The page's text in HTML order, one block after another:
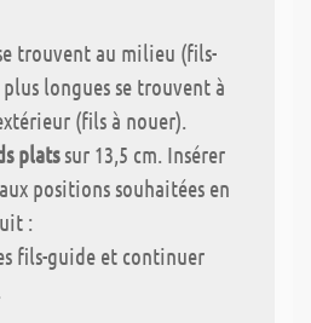
trouvent au milieu (fils-
longues se trouvent à
(fils à nouer).
platssur 13,5 cm. Insérer
positions souhaitées en
:
fils-guide et continuer